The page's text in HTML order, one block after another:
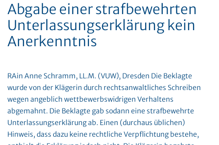
Abgabe einer strafbewehrten
Unterlassungserklärung kein
Anerkenntnis
RAin Anne Schramm, LL.M. (VUW), Dresden Die Beklagte
wurde von der Klägerin durch rechtsanwaltliches Schreiben
wegen angeblich wettbewerbswidrigen Verhaltens
abgemahnt. Die Beklagte gab sodann eine strafbewehrte
Unterlassungserklärung ab. Einen (durchaus üblichen)
Hinweis, dass dazu keine rechtliche Verpflichtung bestehe,